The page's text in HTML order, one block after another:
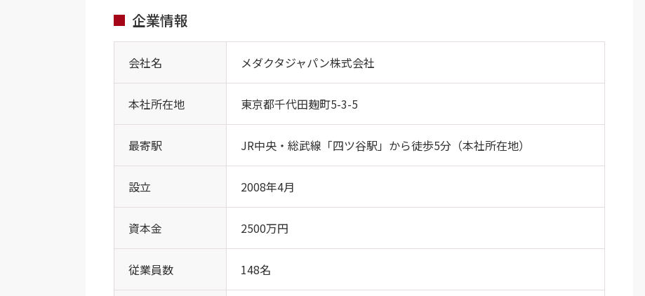
企業情報
会社名 メダクタジャパン株式会社
本社所在地 東京都千代田麹町5-3-5
最寄駅 JR中央・総武線「四ツ谷駅」から徒歩5分（本社所在地）
設立 2008年4月
資本金 2500万円
従業員数 148名